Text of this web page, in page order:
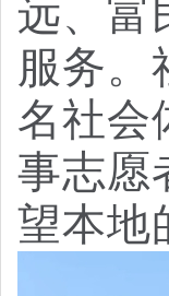
远、富
服务。
名社会
事志愿
望本地